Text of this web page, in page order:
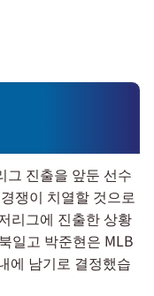
그 진출을 앞둔 선수
쟁이 치열할 것으로
리그에 진출한 상황
일고 박준현은 MLB
에 남기로 결정했습